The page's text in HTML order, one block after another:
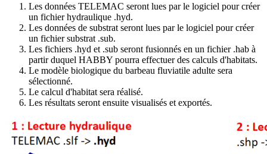
Les données TELEMAC seront lues par le logiciel pour créer
un fichier hydraulique .hyd.
Les données de substrat seront lues par le logiciel pour créer
un fichier substrat .sub.
Les fichiers .hyd et .sub seront fusionnés en un fichier .hab à
partir duquel HABBY pourra effectuer des calculs d'habitats.
Le modèle biologique du barbeau fluviatile adulte sera
sélectionné.
Le calcul d'habitat sera réalisé.
Les résultats seront ensuite visualisés et exportés.